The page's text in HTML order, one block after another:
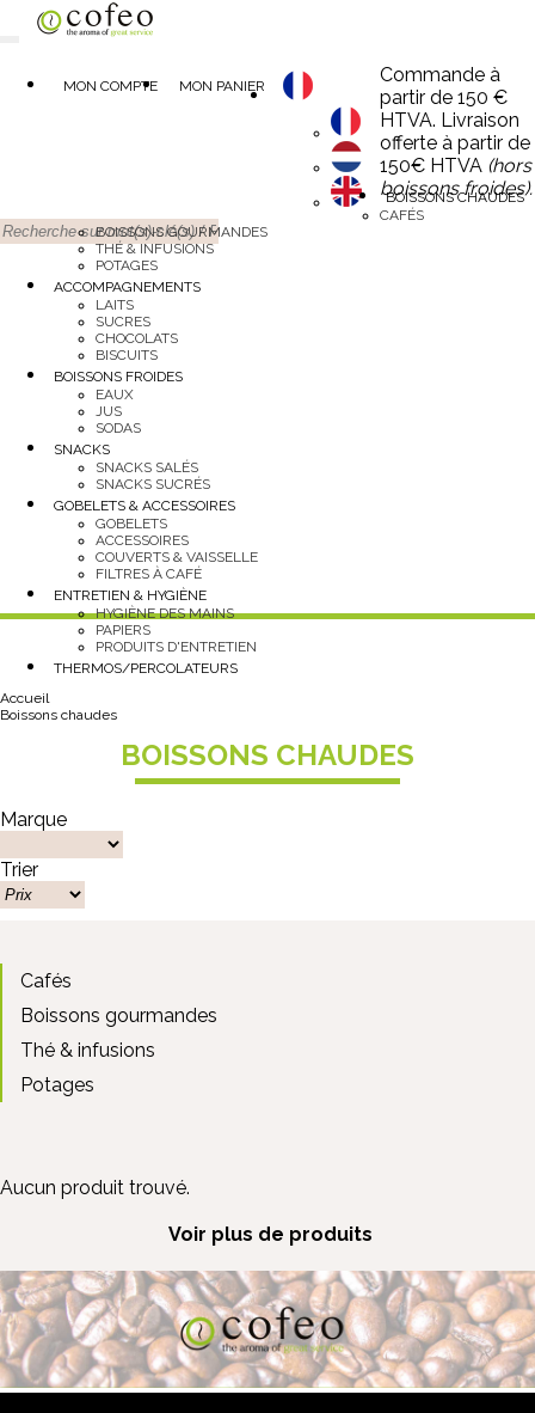
MON COMPTE MON PANIER
Commande à
partir de 150 €
HTVA. Livraison
offerte à partir de
150€ HTVA (hors
boissons froides).
BOISSONS CHAUDES
CAFÉS
BOISSONS GOURMANDES
THÉ & INFUSIONS
POTAGES
ACCOMPAGNEMENTS
LAITS
SUCRES
CHOCOLATS
BISCUITS
BOISSONS FROIDES
EAUX
JUS
SODAS
SNACKS
SNACKS SALÉS
SNACKS SUCRÉS
GOBELETS & ACCESSOIRES
GOBELETS
ACCESSOIRES
COUVERTS & VAISSELLE
FILTRES À CAFÉ
ENTRETIEN & HYGIÈNE
HYGIÈNE DES MAINS
PAPIERS
PRODUITS D'ENTRETIEN
THERMOS/PERCOLATEURS
Accueil
Boissons chaudes
BOISSONS CHAUDES
Marque
Trier
Cafés
Boissons gourmandes
Thé & infusions
Potages
Aucun produit trouvé.
Voir plus de produits